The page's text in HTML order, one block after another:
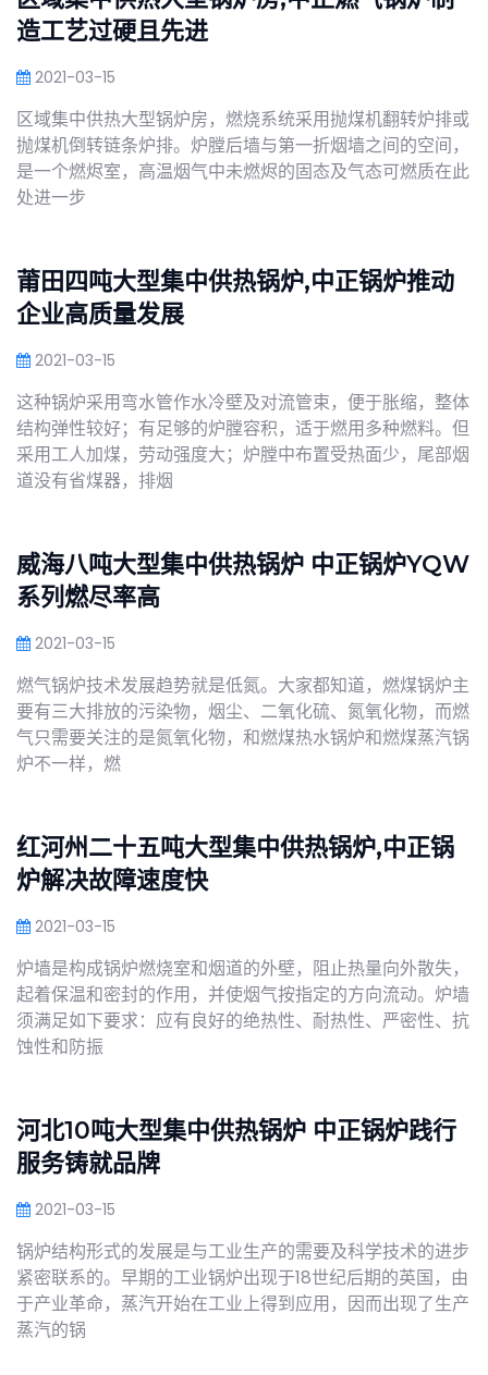
造工艺过硬且先进
2021-03-15
区域集中供热大型锅炉房，燃烧系统采用抛煤机翻转炉排或
抛煤机倒转链条炉排。炉膛后墙与第一折烟墙之间的空间，
是一个燃烬室，高温烟气中未燃烬的固态及气态可燃质在此
处进一步
莆田四吨大型集中供热锅炉,中正锅炉推动
企业高质量发展
2021-03-15
这种锅炉采用弯水管作水冷壁及对流管束，便于胀缩，整体
结构弹性较好；有足够的炉膛容积，适于燃用多种燃料。但
采用工人加煤，劳动强度大；炉膛中布置受热面少，尾部烟
道没有省煤器，排烟
威海八吨大型集中供热锅炉 中正锅炉YQW
系列燃尽率高
2021-03-15
燃气锅炉技术发展趋势就是低氮。大家都知道，燃煤锅炉主
要有三大排放的污染物，烟尘、二氧化硫、氮氧化物，而燃
气只需要关注的是氮氧化物，和燃煤热水锅炉和燃煤蒸汽锅
炉不一样，燃
红河州二十五吨大型集中供热锅炉,中正锅
炉解决故障速度快
2021-03-15
炉墙是构成锅炉燃烧室和烟道的外壁，阻止热量向外散失，
起着保温和密封的作用，并使烟气按指定的方向流动。炉墙
须满足如下要求：应有良好的绝热性、耐热性、严密性、抗
蚀性和防振
河北10吨大型集中供热锅炉 中正锅炉践行
服务铸就品牌
2021-03-15
锅炉结构形式的发展是与工业生产的需要及科学技术的进步
紧密联系的。早期的工业锅炉出现于18世纪后期的英国，由
于产业革命，蒸汽开始在工业上得到应用，因而出现了生产
蒸汽的锅